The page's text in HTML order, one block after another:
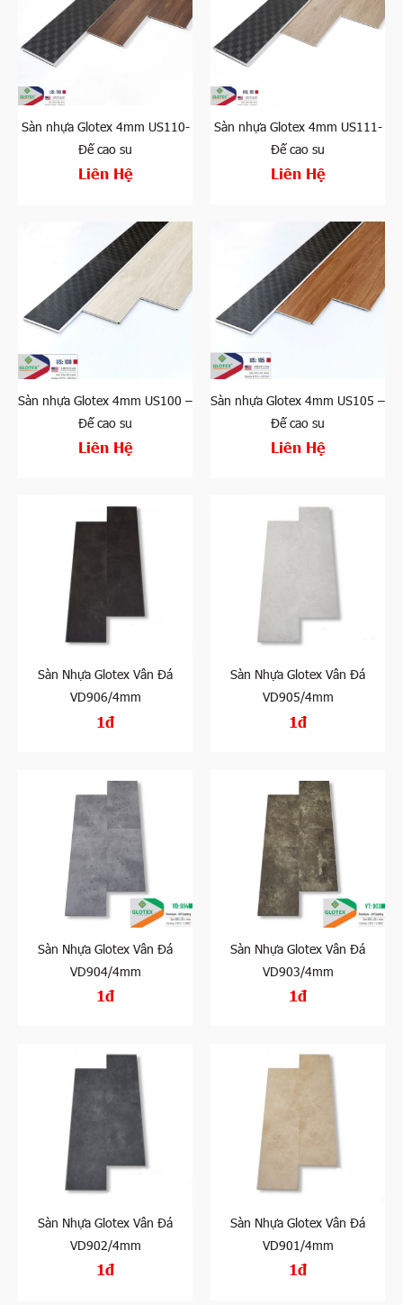
Sàn nhựa Glotex 4mm US110-
Đế cao su
Liên Hệ
Sàn nhựa Glotex 4mm US111-
Đế cao su
Liên Hệ
Sàn nhựa Glotex 4mm US100 –
Đế cao su
Liên Hệ
Sàn nhựa Glotex 4mm US105 –
Đế cao su
Liên Hệ
Sàn Nhựa Glotex Vân Đá
VD906/4mm
1đ
Sàn Nhựa Glotex Vân Đá
VD905/4mm
1đ
Sàn Nhựa Glotex Vân Đá
VD904/4mm
1đ
Sàn Nhựa Glotex Vân Đá
VD903/4mm
1đ
Sàn Nhựa Glotex Vân Đá
VD902/4mm
1đ
Sàn Nhựa Glotex Vân Đá
VD901/4mm
1đ